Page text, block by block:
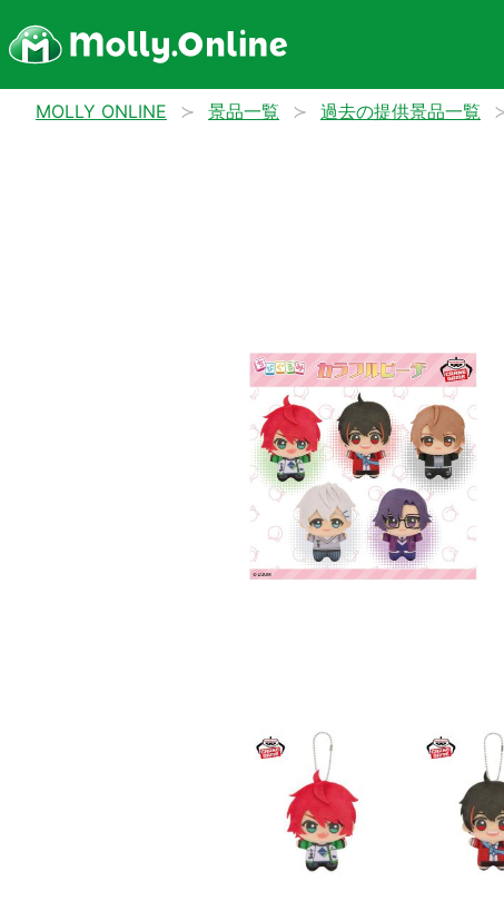
MOLLY ONLINE 景品一覧 過去の提供景品一覧